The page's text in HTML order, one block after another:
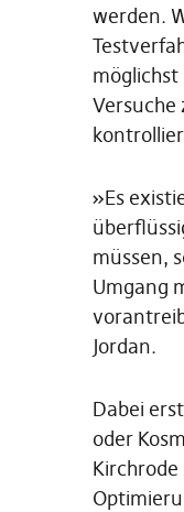
werden.
Versuche
»Es
müssen,
Umgang
Jordan.
Dabei
oder